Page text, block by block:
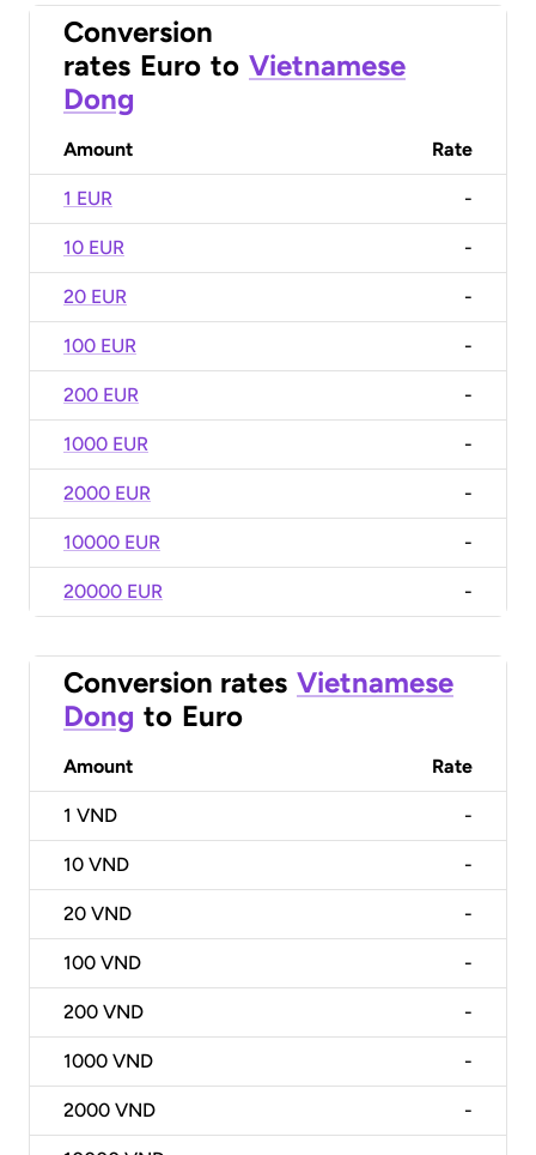
Conversion
rates Euro to Vietnamese
Dong
Amount Rate
1 EUR -
10 EUR -
20 EUR -
100 EUR -
200 EUR -
1000 EUR -
2000 EUR -
10000 EUR -
20000 EUR -
Conversion rates Vietnamese
Dong to Euro
Amount Rate
1 VND -
10 VND -
20 VND -
100 VND -
200 VND -
1000 VND -
2000 VND -